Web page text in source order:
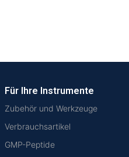
Für Ihre Instrumente
Zubehör und Werkzeuge
Verbrauchsartikel
GMP-Peptide